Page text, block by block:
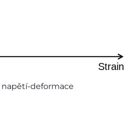
deformace